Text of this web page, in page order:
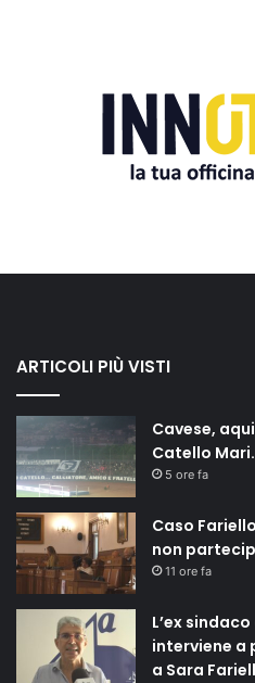
ARTICOLI PIÙ VISTI
Cavese,
Catello
5 ore fa
Caso
non
11 ore fa
L’ex
interviene a
a Sara